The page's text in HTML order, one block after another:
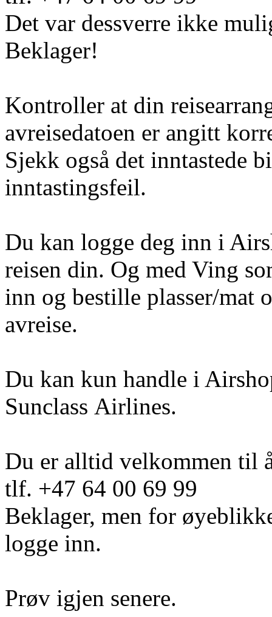
Det var dessverre ikke
Beklager!
Kontroller at din
avreisedatoen er angitt
Sjekk også det inntastede
inntastingsfeil.
Du kan logge deg inn i
reisen din. Og med Ving
inn og bestille plasser/mat
avreise.
Du kan kun handle i
Sunclass Airlines.
Du er alltid velkommen til
tlf. +47 64 00 69 99
Beklager, men for
logge inn.
Prøv igjen senere.